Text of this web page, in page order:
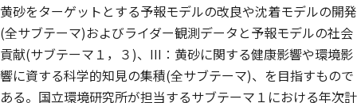
黄砂をターゲットとする予報モデルの改良や沈着モデルの開発
(全サブテーマ)およびライダー観測データと予報モデルの社会
貢献(サブテーマ１，３)、III：黄砂に関する健康影響や環境影
響に資する科学的知見の集積(全サブテーマ)、を目指すもので
ある。国立環境研究所が担当するサブテーマ１における年次計